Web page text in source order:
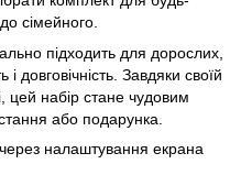
сімейного.
підходить для дорослих,
довговічність. Завдяки своїй
цей набір стане чудовим
або подарунка.
налаштування екрана